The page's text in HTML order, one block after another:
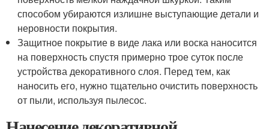
способом убираются излишне выступающие детали и
неровности покрытия.
Защитное покрытие в виде лака или воска наносится
на поверхность спустя примерно трое суток после
устройства декоративного слоя. Перед тем, как
наносить его, нужно тщательно очистить поверхность
от пыли, используя пылесос.